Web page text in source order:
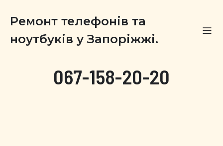
Ремонт телефонів та
ноутбуків у Запоріжжі.
067-158-20-20